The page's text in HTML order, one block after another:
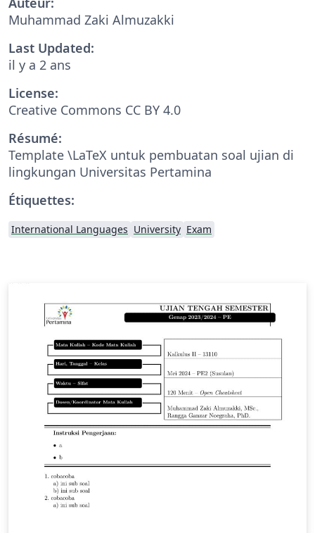
Muhammad Zaki Almuzakki
Last Updated:
il y a 2 ans
License:
Creative Commons CC BY 4.0
Résumé:
Template \LaTeX untuk pembuatan soal ujian di
lingkungan Universitas Pertamina
Étiquettes:
International Languages University Exam